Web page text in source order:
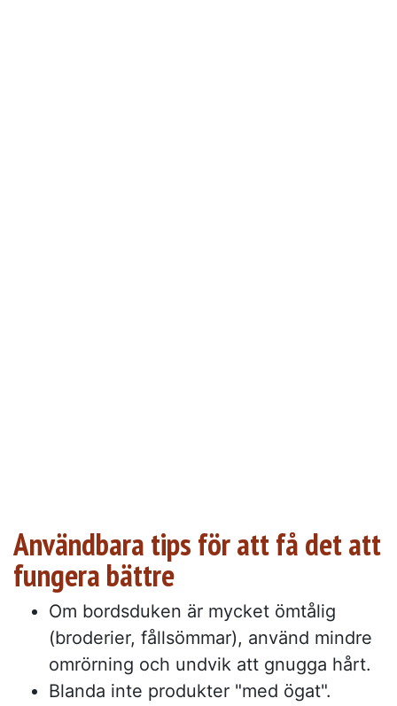
Användbara tips för att få det att
fungera bättre
Om bordsduken är mycket ömtålig
(broderier, fållsömmar), använd mindre
omrörning och undvik att gnugga hårt.
Blanda inte produkter "med ögat".